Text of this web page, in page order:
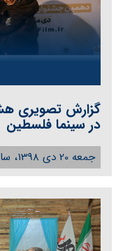
گزارش تصویری
در سینما فلسطین
جمعه 20 دی 1398، ساعت 10:00